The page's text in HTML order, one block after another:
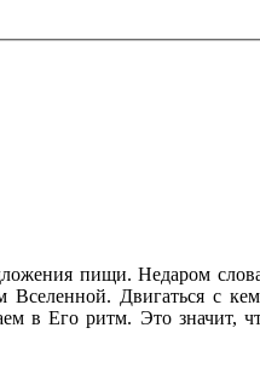
пищи. Недаром
Двигаться с
в Его ритм. Это